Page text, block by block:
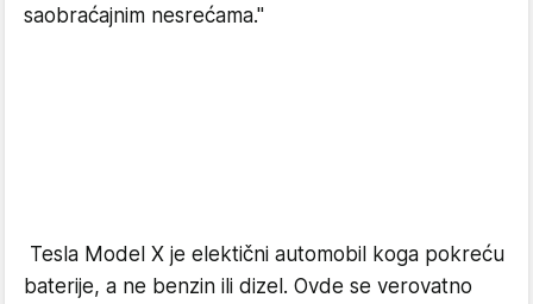
saobraćajnim nesrećama."
Tesla Model X je elektični automobil koga pokreću
baterije, a ne benzin ili dizel. Ovde se verovatno